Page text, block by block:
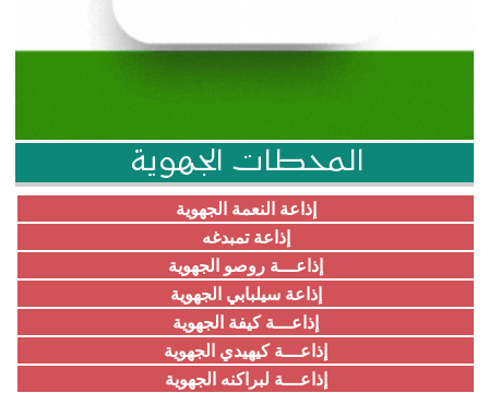
المحطات الجهوية
إذاعة النعمة الجهوية
إذاعة تمبدغه
إذاعـــة روصو الجهوية
إذاعة سيلبابي الجهوية
إذاعـــة كيفة الجهوية
إذاعـــة كيهيدي الجهوية
إذاعـــة لبراكنه الجهوية